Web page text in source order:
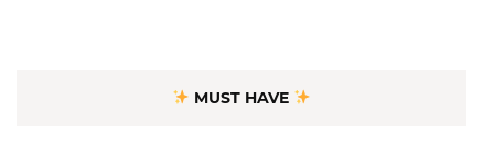
MUST HAVE